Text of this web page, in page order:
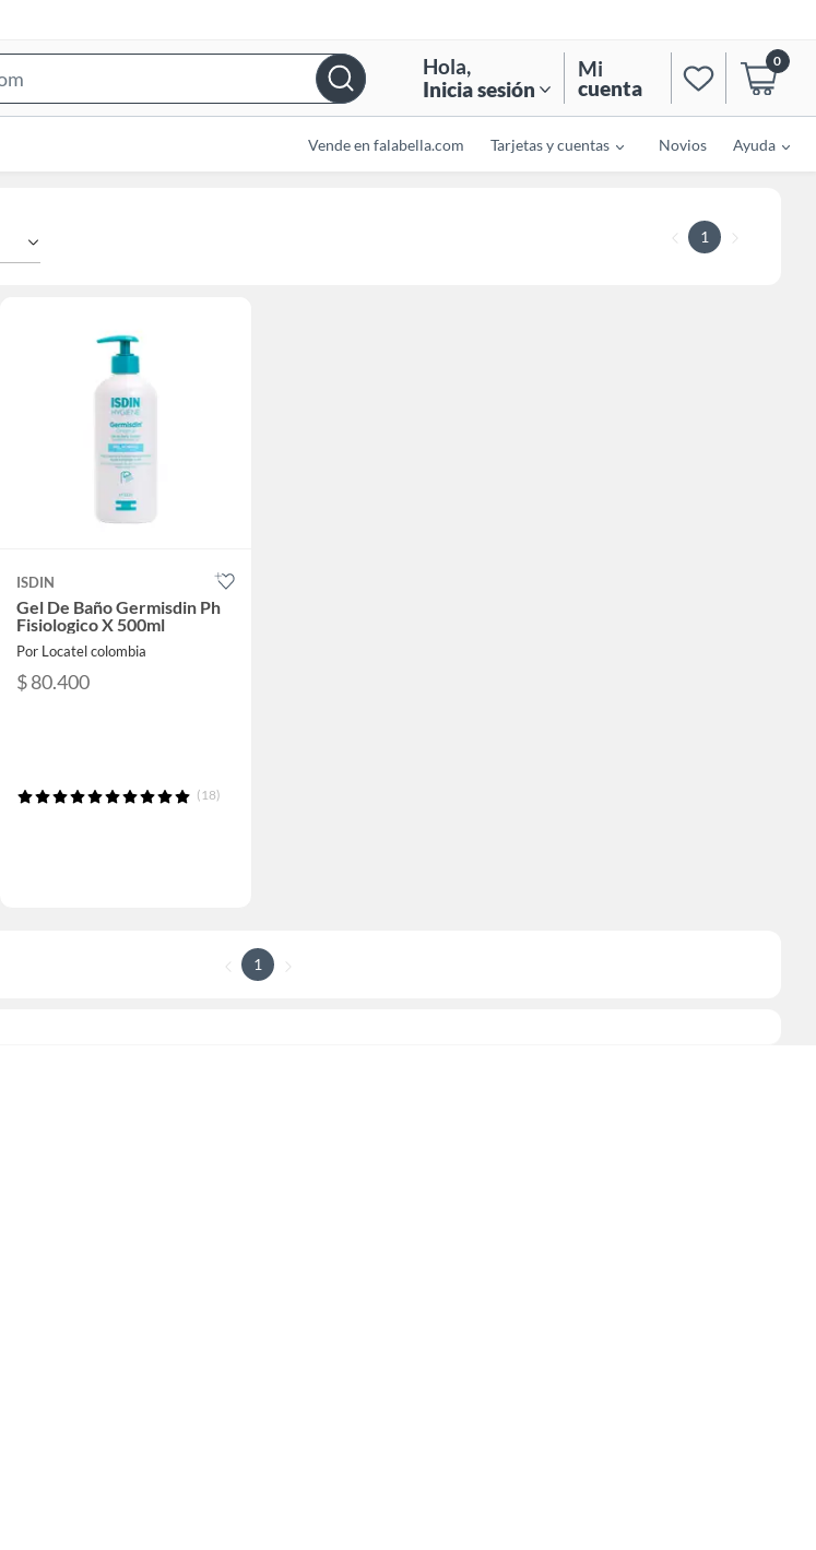
Bar
Hola,
Inicia sesión
Mi
cuenta
0
Vende en falabella.com Tarjetas y cuentas Novios Ayuda
1
ISDIN
Gel De Baño Germisdin Ph
Fisiologico X 500ml
Por Locatel colombia
$ 80.400
(18)
1